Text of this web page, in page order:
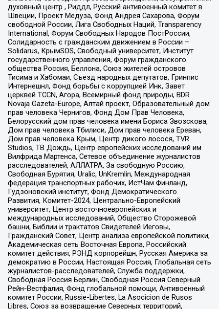
духовный центр , Риддл, Русский антивоенный комитет в
Швеции, Проект Медуза, Фонд Андрея Сахарова, Форум
свободной России, Лига Свободных Наций, Transparеncy
International, Форум Свободных Народов ПостРоссии,
Солидарность с гражданским движением в России –
Solidarus, КрымSOS, Свободный университет, Институт
государственного управления, Форум гражданского
общества Россия, Беллона, Союз жителей островов
Тисима и Хабомаи, Съезд народных депутатов, Гринпис
Интернешнл, Фонд борьбы с коррупцией Инк, Завет
церквей TCCN, Агора, Всемирный фонд природы, BDR
Novaja Gazeta-Europe, Алтай проект, Образовательный дом
прав человека Чернигов, Фонд Дом Прав Человека,
Белорусский дом прав человека имени Бориса Звозскова,
Дом прав человека Тбилиси, Дом прав человека Ереван,
Дом прав человека Крым, Центр дикого лосося, TVR
Studios, ТВ Дождь, Центр европейских исследований им
Вилфрида Мартенса, Сетевое объединение журналистов
расследователей, АЛЛАТРА, За свободную Россию,
Свободная Бурятия, Uralic, UnKremlin, Международная
федерация транспортных рабочих, ИстЧам Финланд,
Гудзоновский институт, Фонд Демократического
Развития, Комитет-2024, Центрально-Европейский
университет, Центр восточноевропейских и
международных исследований, Общество Сторожевой
башни, Библии и трактатов Свидетелей Иеговы,
Гражданский Совет, Центр анализа европейской политики,
Академическая сеть Восточная Европа, Российский
комитет действия, РЭНД корпорейшн, Русская Америка за
демократию в России, Настоящая Россия, Глобальная сеть
журналистов-расследователей, Служба поддержки,
Свободная Россия Берлин, Свободная Россия Северный
Рейн-Вестфалия, Фонд глобальной помощи, Антивоенный
комитет России, Russie-Libertes, La Asocicion de Rusos
Libres, Союз за возвращение Северных территорий,